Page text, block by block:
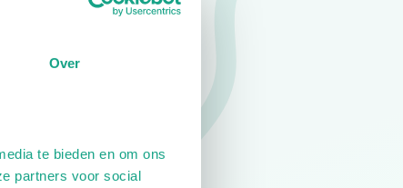
Over
te bieden en om ons
partners voor social